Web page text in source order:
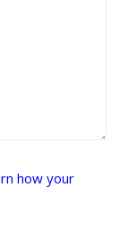
how your